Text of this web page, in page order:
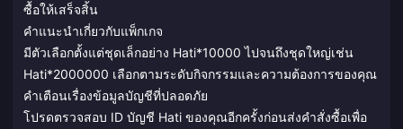
ซื้อให้เสร็จสิ้น
คำแนะนำเกี่ยวกับแพ็กเกจ
มีตัวเลือกตั้งแต่ชุดเล็กอย่าง Hati*10000 ไปจนถึงชุดใหญ่เช่น
Hati*2000000 เลือกตามระดับกิจกรรมและความต้องการของคุณ
คำเตือนเรื่องข้อมูลบัญชีที่ปลอดภัย
โปรดตรวจสอบ ID บัญชี Hati ของคุณอีกครั้งก่อนส่งคำสั่งซื้อเพื่อ